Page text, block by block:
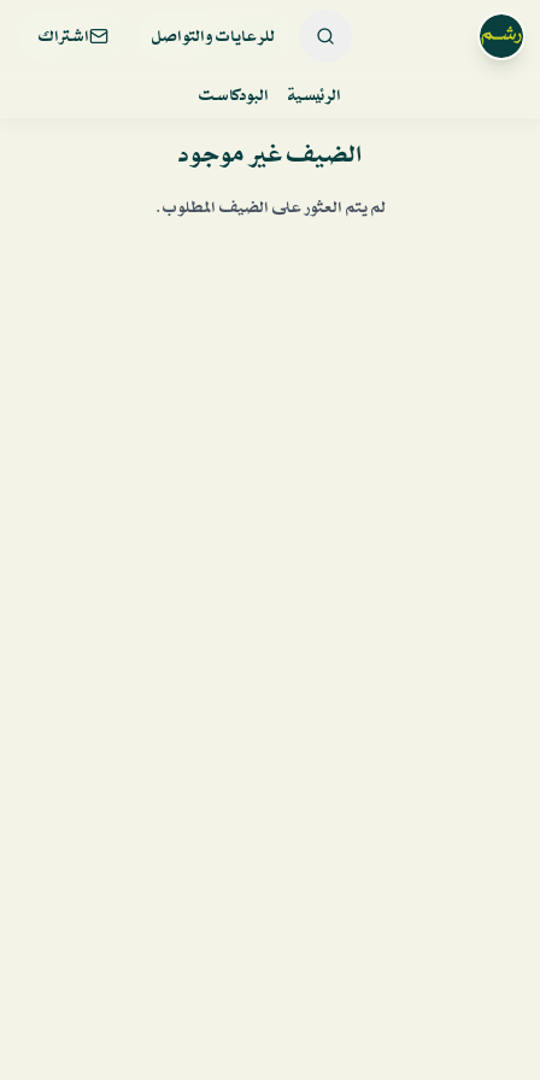
للرعايات والتواصل اشتراك
الرئيسية البودكاست
الضيف غير موجود
لم يتم العثور على الضيف المطلوب.